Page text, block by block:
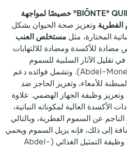
BIŌNTE® QUIMITŌX® LIVŌX® خصيصًا لمواجهة
الفطرية وتعزيز صحة الحيوان بشكل
المختارة، مثل مستخلص العنب
مضادة للأكسدة ومضادة للالتهابات
تقليل الآثار السلبية للسموم
الفطرية (Abdel-Moneim et al., 2020). وتشمل فوائده دعم
للأمعاء، وتعزيز الحاجز ضد
وظيفة الجهاز الهضمي. علاوة
الأكسدة العالية لمكوناته النباتية،
عن السموم الفطرية، وبالتالي
إلى ذلك، فإنه يزيل السموم ويحمي
الكبد، وهو عضو أساسي في وظيفة التمثيل الغذائي (Abdel-